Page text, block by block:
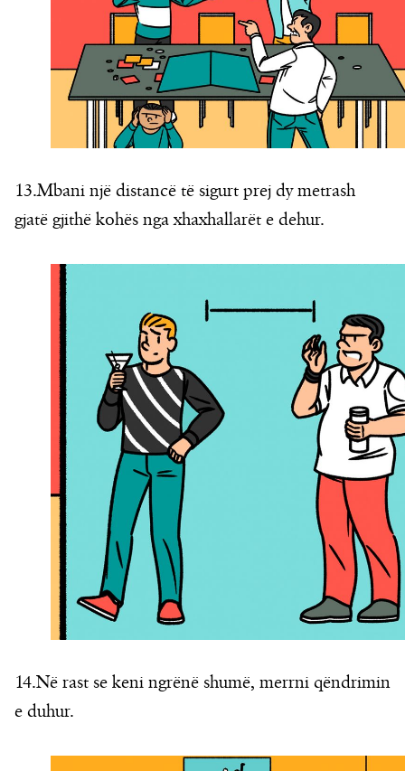
13.Mbani një distancë të sigurt prej dy metrash
gjatë gjithë kohës nga xhaxhallarët e dehur.
14.Në rast se keni ngrënë shumë, merrni qëndrimin
e duhur.